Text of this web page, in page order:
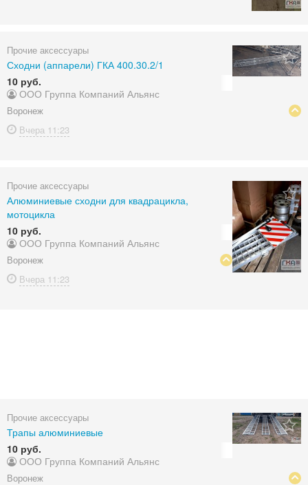
Прочие аксессуары
Сходни (аппарели) ГКА 400.30.2/1
10 руб.
ООО Группа Компаний Альянс
Воронеж
Вчера 11:23
Прочие аксессуары
Алюминиевые сходни для квадрацикла,
мотоцикла
10 руб.
ООО Группа Компаний Альянс
Воронеж
Вчера 11:23
Прочие аксессуары
Трапы алюминиевые
10 руб.
ООО Группа Компаний Альянс
Воронеж